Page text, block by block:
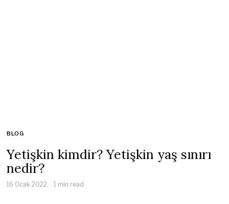
BLOG
Yetişkin kimdir? Yetişkin yaş sınırı
nedir?
16 Ocak 2022 1 min read